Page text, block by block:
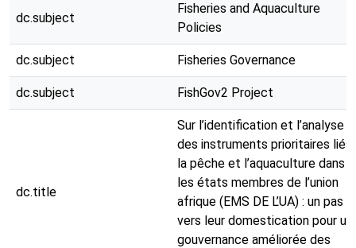
dc.subject
Fisheries and Aquaculture
Policies
dc.subject Fisheries Governance
dc.subject FishGov2 Project
dc.title
Sur l’identification et l’analyse
des instruments prioritaires liés
la pêche et l’aquaculture dans
les états membres de l’union
afrique (EMS DE L’UA) : un pas
vers leur domestication pour
gouvernance améliorée des